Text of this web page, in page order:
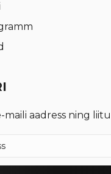
maili aadress ning